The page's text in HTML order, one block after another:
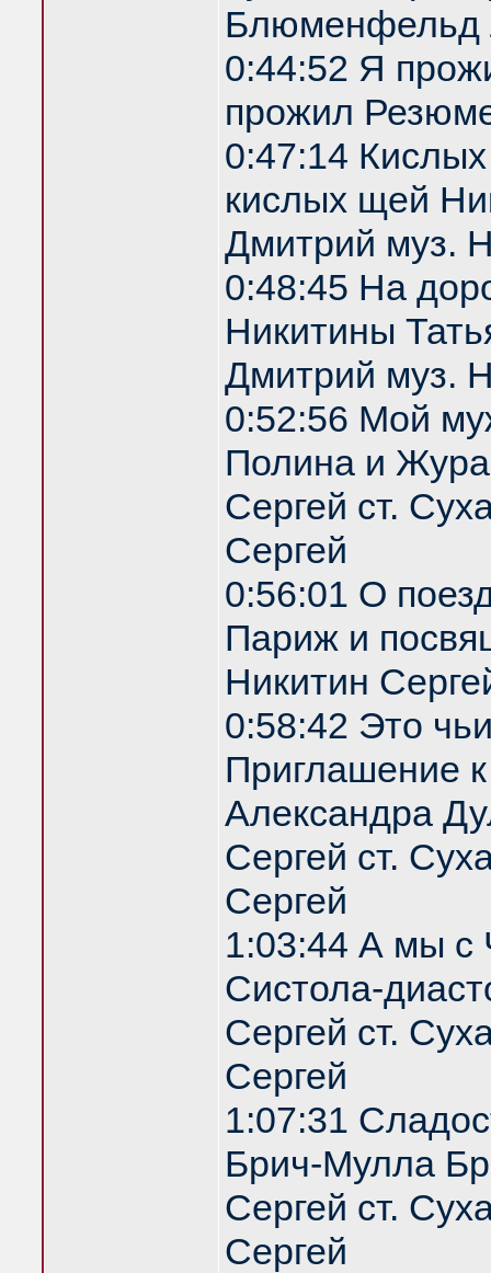
Блюменфельд
0:44:52 Я
прожил
0:47:14
кислых щей
Дмитрий муз.
0:48:45 На
Никитины
Дмитрий муз.
0:52:56 Мой
Полина и
Сергей ст.
Сергей
0:56:01 О
Париж и
Никитин
0:58:42 Это
Приглашение
Александра
Сергей ст.
Сергей
1:03:44 А мы с
Систола-
Сергей ст.
Сергей
1:07:31
Брич-Мулла
Сергей ст.
Сергей